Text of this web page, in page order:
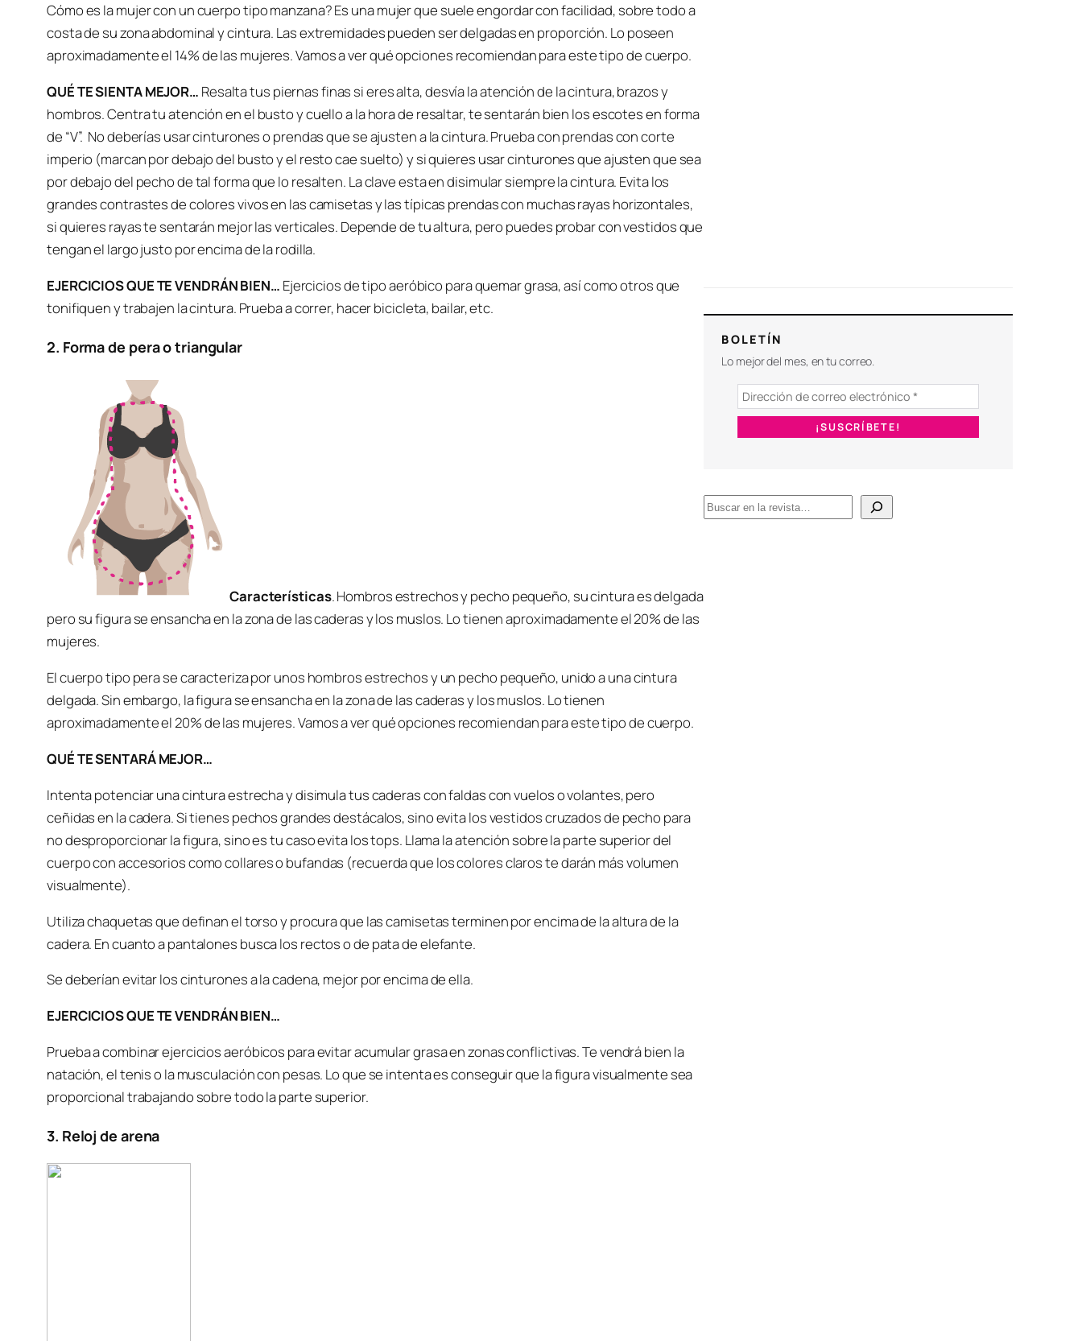
Cómo es la mujer con un cuerpo tipo manzana? Es una mujer que suele engordar con facilidad, sobre todo a
costa de su zona abdominal y cintura. Las extremidades pueden ser delgadas en proporción. Lo poseen
aproximadamente el 14% de las mujeres. Vamos a ver qué opciones recomiendan para este tipo de cuerpo.
QUÉ TE SIENTA MEJOR… Resalta tus piernas finas si eres alta, desvía la atención de la cintura, brazos y
hombros. Centra tu atención en el busto y cuello a la hora de resaltar, te sentarán bien los escotes en forma
de “V”. No deberías usar cinturones o prendas que se ajusten a la cintura. Prueba con prendas con corte
imperio (marcan por debajo del busto y el resto cae suelto) y si quieres usar cinturones que ajusten que sea
por debajo del pecho de tal forma que lo resalten. La clave esta en disimular siempre la cintura. Evita los
grandes contrastes de colores vivos en las camisetas y las típicas prendas con muchas rayas horizontales,
si quieres rayas te sentarán mejor las verticales. Depende de tu altura, pero puedes probar con vestidos que
tengan el largo justo por encima de la rodilla.
EJERCICIOS QUE TE VENDRÁN BIEN… Ejercicios de tipo aeróbico para quemar grasa, así como otros que
tonifiquen y trabajen la cintura. Prueba a correr, hacer bicicleta, bailar, etc.
2. Forma de pera o triangular
Características. Hombros estrechos y pecho pequeño, su cintura es delgada
pero su figura se ensancha en la zona de las caderas y los muslos. Lo tienen aproximadamente el 20% de las
mujeres.
El cuerpo tipo pera se caracteriza por unos hombros estrechos y un pecho pequeño, unido a una cintura
delgada. Sin embargo, la figura se ensancha en la zona de las caderas y los muslos. Lo tienen
aproximadamente el 20% de las mujeres. Vamos a ver qué opciones recomiendan para este tipo de cuerpo.
QUÉ TE SENTARÁ MEJOR…
Intenta potenciar una cintura estrecha y disimula tus caderas con faldas con vuelos o volantes, pero
ceñidas en la cadera. Si tienes pechos grandes destácalos, sino evita los vestidos cruzados de pecho para
no desproporcionar la figura, sino es tu caso evita los tops. Llama la atención sobre la parte superior del
cuerpo con accesorios como collares o bufandas (recuerda que los colores claros te darán más volumen
visualmente).
Utiliza chaquetas que definan el torso y procura que las camisetas terminen por encima de la altura de la
cadera. En cuanto a pantalones busca los rectos o de pata de elefante.
Se deberían evitar los cinturones a la cadena, mejor por encima de ella.
EJERCICIOS QUE TE VENDRÁN BIEN…
Prueba a combinar ejercicios aeróbicos para evitar acumular grasa en zonas conflictivas. Te vendrá bien la
natación, el tenis o la musculación con pesas. Lo que se intenta es conseguir que la figura visualmente sea
proporcional trabajando sobre todo la parte superior.
3. Reloj de arena
BOLETÍN
Lo mejor del mes, en tu correo.
B
a